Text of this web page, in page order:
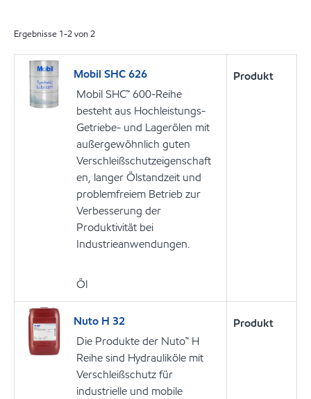
Ergebnisse 1-2von2
Mobil SHC 626
Mobil SHC™ 600-Reihe
besteht aus Hochleistungs-
Getriebe- und Lagerölen mit
außergewöhnlich guten
Verschleißschutzeigenschaft
en, langer Ölstandzeit und
problemfreiem Betrieb zur
Verbesserung der
Produktivität bei
Industrieanwendungen.
Öl
Produkt
Nuto H 32
Die Produkte der Nuto™ H
Reihe sind Hydrauliköle mit
Verschleißschutz für
industrielle und mobile
Produkt